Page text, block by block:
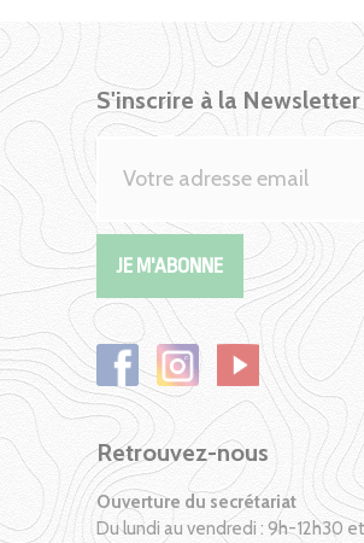
S'inscrire à la Newsletter
Retrouvez-nous
Ouverture du secrétariat
Du lundi au vendredi : 9h-12h30